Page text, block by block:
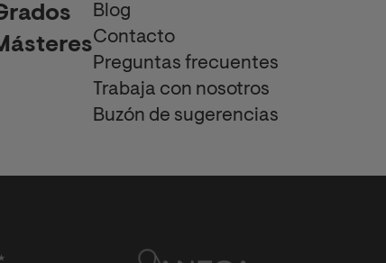
Blog
Contacto
Preguntas frecuentes
Trabaja con nosotros
Buzón de sugerencias